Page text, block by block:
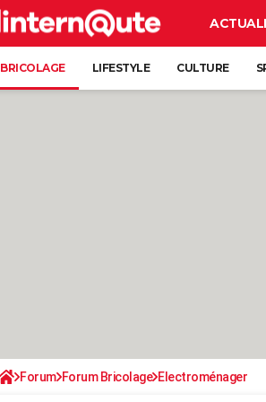
BRICOLAGE LIFESTYLE CULTURE
Forum Forum Bricolage Electroménager